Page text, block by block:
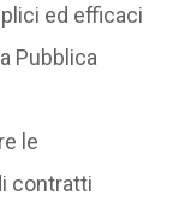
ed efficaci
Pubblica
le
contratti